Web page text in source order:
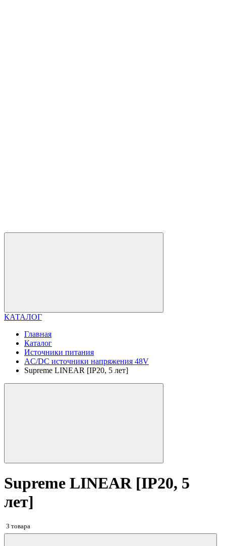
КАТАЛОГ
Главная
Каталог
Источники питания
AC/DC источники напряжения 48V
Supreme LINEAR [IP20, 5 лет]
Supreme LINEAR [IP20, 5
лет]
3 товара